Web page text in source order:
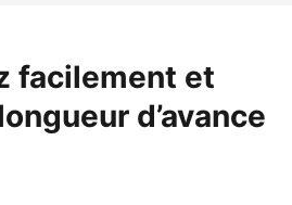
facilement et
d’avance